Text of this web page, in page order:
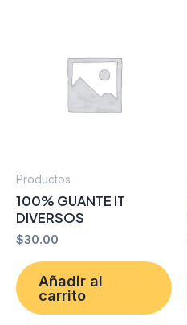
Productos
100% GUANTE IT
DIVERSOS
$30.00
Añadir al
carrito